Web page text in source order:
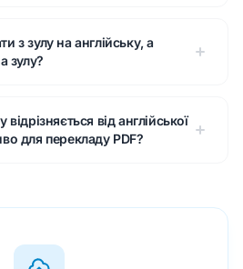
з зулу на англійську, а
зулу?
від англійської
для перекладу PDF?